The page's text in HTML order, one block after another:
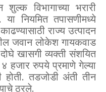
शुल्क विभागाच्या भरारी
नियमित तपासणीमध्ये
राज्य उत्पादन
जवान लोकेश गायकवाड
खासगी व्यक्ती संशयित
हजार रुपये प्रमाणे गेल्या
होती. तडजोडी अंती तीन
ठरले.